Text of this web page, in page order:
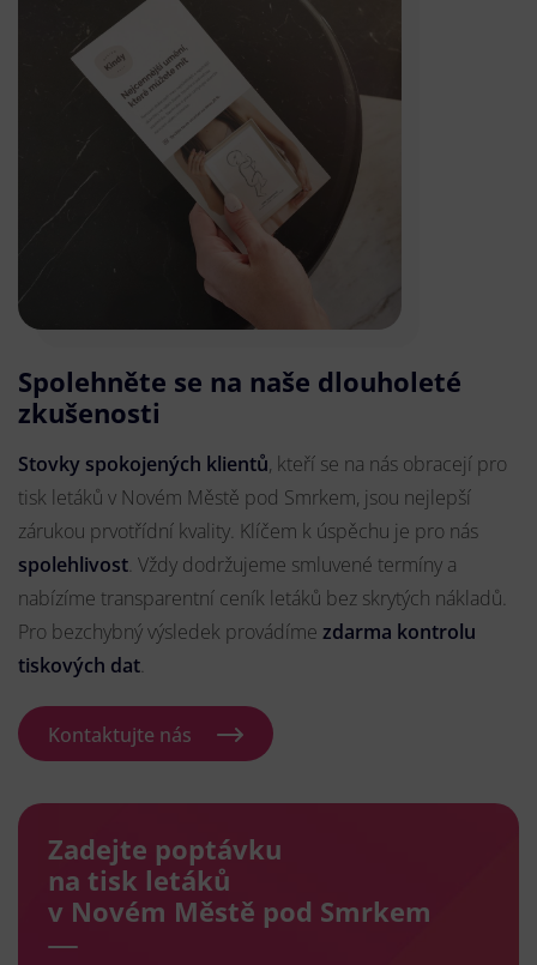
Spolehněte se na naše dlouholeté
zkušenosti
Stovky spokojených klientů, kteří se na nás obracejí pro
tisk letáků v Novém Městě pod Smrkem, jsou nejlepší
zárukou prvotřídní kvality. Klíčem k úspěchu je pro nás
spolehlivost. Vždy dodržujeme smluvené termíny a
nabízíme transparentní ceník letáků bez skrytých nákladů.
Pro bezchybný výsledek provádíme zdarma kontrolu
tiskových dat.
Kontaktujte nás
Zadejte poptávku
na tisk letáků
v Novém Městě pod Smrkem